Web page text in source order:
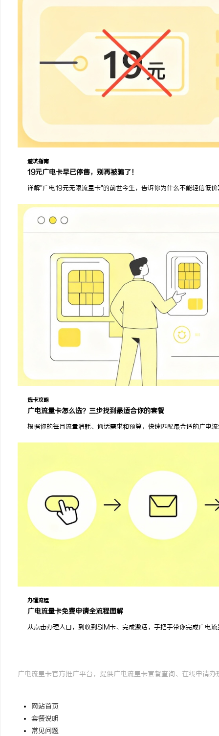
避坑指南
19元广电卡早已停售，别再被骗了！
详解"广电19元无限流量卡"的前世今生，告诉你为什么不能轻信低
选卡攻略
广电流量卡怎么选？三步找到最适合你的套餐
根据你的每月流量消耗、通话需求和预算，快速匹配最合适的广电
办理流程
广电流量卡免费申请全流程图解
从点击办理入口，到收到SIM卡、完成激活，手把手带你完成广电
广电流量卡官方推广平台，提供广电流量卡套餐查询、在线申请
网站首页
套餐说明
常见问题